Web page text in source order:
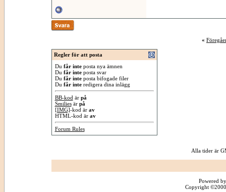
«
Regler för att posta
Du får inteposta nya ämnen
Du får inteposta svar
Du får inteposta bifogade filer
Du får interedigera dina inlägg
BB-kod är på
Smiliesär på
[IMG]-kod är av
HTML-kod är av
Forum Rules
Alla tider är
Powered
Copyright